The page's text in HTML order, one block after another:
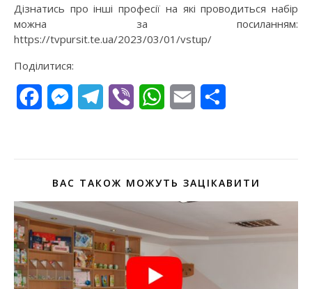
Дізнатись про інші професії на які проводиться набір
можна за посиланням:
https://tvpursit.te.ua/2023/03/01/vstup/
Поділитися:
FacebookMessengerTelegram
Viber WhatsApp
Email
ВАС ТАКОЖ МОЖУТЬ ЗАЦІКАВИТИ